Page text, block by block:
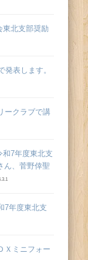
東北支部奨励
発表します。
ークラブで講
和7年度東北支
ん、菅野倖聖
7年度東北支
Ｘミニフォー